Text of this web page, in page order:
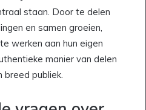
staan. Door te delen
en samen groeien,
werken aan hun eigen
manier van delen
breed publiek.